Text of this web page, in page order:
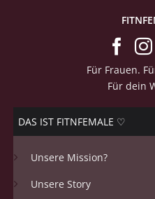
Für Frauen.
Für dein
DAS IST FITNFEMALE ♡
Unsere Mission?
Unsere Story